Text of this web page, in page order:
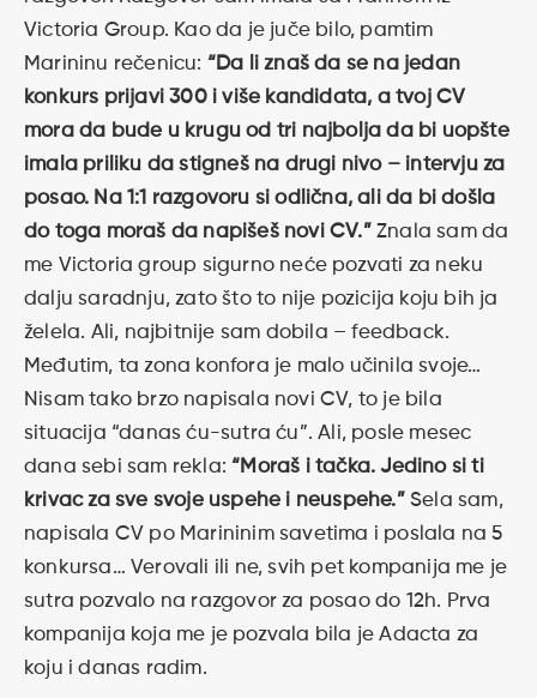
Victoria Group. Kao da je juče bilo, pamtim
Marininu rečenicu: “Da li znaš da se na jedan
konkurs prijavi 300 i više kandidata, a tvoj CV
mora da bude u krugu od tri najbolja da bi uopšte
imala priliku da stigneš na drugi nivo – intervju za
posao. Na 1:1 razgovoru si odlična, ali da bi došla
do toga moraš da napišeš novi CV.”Znala sam da
me Victoria group sigurno neće pozvati za neku
dalju saradnju, zato što to nije pozicija koju bih ja
želela. Ali, najbitnije sam dobila – feedback.
Međutim, ta zona konfora je malo učinila svoje…
Nisam tako brzo napisala novi CV, to je bila
situacija “danas ću-sutra ću”. Ali, posle mesec
dana sebi sam rekla: “Moraš i tačka. Jedino si ti
krivac za sve svoje uspehe i neuspehe.”Sela sam,
napisala CV po Marininim savetima i poslala na 5
konkursa… Verovali ili ne, svih pet kompanija me je
sutra pozvalo na razgovor za posao do 12h. Prva
kompanija koja me je pozvala bila je Adacta za
koju i danas radim.